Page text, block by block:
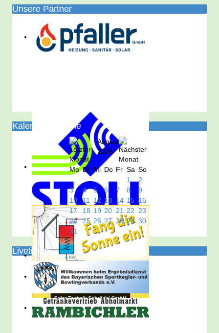
Unsere Partner
Kalender/Termine
August
2026
Mo Di Mi Do Fr Sa So
1
2
3
4 5 6 7 8
9
10
11 12 13 14 15
16
17
18 19 20 21 22
23
24
25 26 27 28 29 30
31
Liveticker